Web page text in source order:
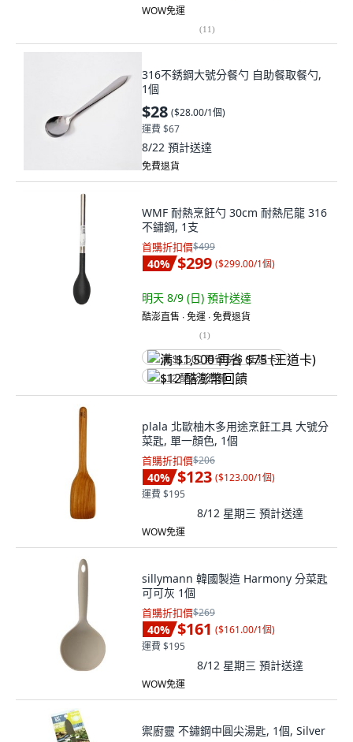
WOW免運
(11)
316不銹鋼大號分餐勺 自助餐取餐勺,
1個
$28 ($28.00/1個)
運費 $67
8/22 預計送達
免費退貨
WMF 耐熱烹飪勺 30cm 耐熱尼龍 316
不鏽鋼, 1支
首購折扣價$499
40% $299 ($299.00/1個)
明天 8/9 (日) 預計送達
酷澎直售 ∙ 免運 ∙ 免費退貨
(1)
满 $1,500 再省 $75 (王道卡)
$12 酷澎幣回饋
plala 北歐柚木多用途烹飪工具 大號分
菜匙, 單一顏色, 1個
首購折扣價$206
40% $123 ($123.00/1個)
運費 $195
8/12 星期三 預計送達
WOW免運
sillymann 韓國製造 Harmony 分菜匙
可可灰 1個
首購折扣價$269
40% $161 ($161.00/1個)
運費 $195
8/12 星期三 預計送達
WOW免運
禦廚靈 不鏽鋼中圓尖湯匙, 1個, Silver